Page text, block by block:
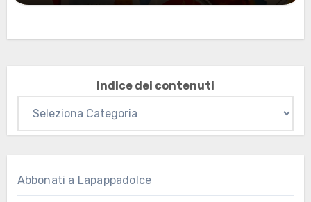
per gli abbonati
Indice dei contenuti
Abbonati a Lapappadolce